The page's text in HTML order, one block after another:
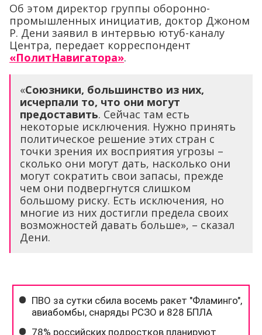
Об этом директор группы оборонно-
промышленных инициатив, доктор Джоном
Р. Дени заявил в интервью ютуб-каналу
Центра, передает корреспондент
«ПолитНавигатора».
«Союзники, большинство из них,
исчерпали то, что они могут
предоставить. Сейчас там есть
некоторые исключения. Нужно принять
политическое решение этих стран с
точки зрения их восприятия угрозы –
сколько они могут дать, насколько они
могут сократить свои запасы, прежде
чем они подвергнутся слишком
большому риску. Есть исключения, но
многие из них достигли предела своих
возможностей давать больше», – сказал
Дени.